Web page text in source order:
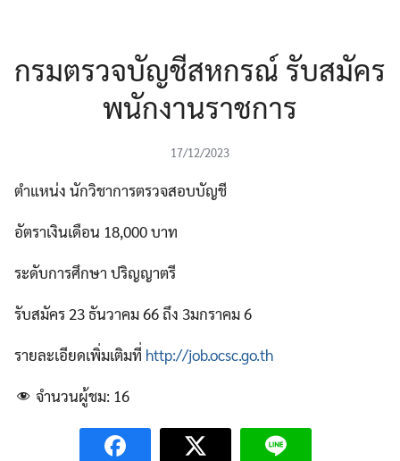
กรมตรวจบัญชีสหกรณ์ รับสมัคร
พนักงานราชการ
17/12/2023
ตำแหน่ง นักวิชาการตรวจสอบบัญชี
อัตราเงินเดือน 18,000 บาท
ระดับการศึกษา ปริญญาตรี
รับสมัคร 23 ธันวาคม 66 ถึง 3มกราคม 6
รายละเอียดเพิ่มเติมที่ http://job.ocsc.go.th
จำนวนผู้ชม: 16